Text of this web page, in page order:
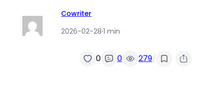
Cowriter
2026-02-28·1 min
0 0 279/